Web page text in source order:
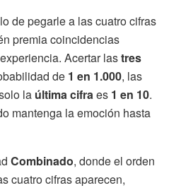
de pegarle a las cuatro cifras
premia coincidencias
Acertar lastres
de 1 en 1.000, las
la última cifraes 1 en 10.
mantenga la emoción hasta
Combinado, donde el orden
cuatro cifras aparecen,